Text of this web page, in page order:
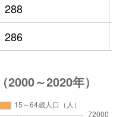
288
286